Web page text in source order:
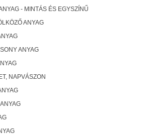
- MINTÁS ÉS EGYSZÍNŰ
ANYAG
ANYAG
NAPVÁSZON